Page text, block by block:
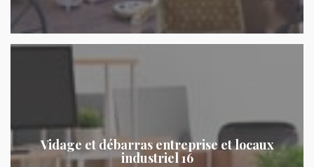
Vidage et débarras entreprise et locaux
industriel 16